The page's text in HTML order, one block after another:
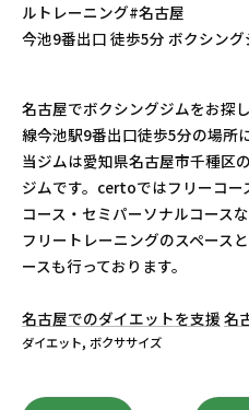
ルトレーニング#名古屋
今池9番出口 徒歩5分 ボクシン
名古屋でボクシングジムをお探
線今池駅9番出口徒歩5分の場所
当ジムは愛知県名古屋市千種区
ジムです。certoではフリーコー
コース・セミパーソナルコース
フリートレーニングのスペース
ースも行っております。
名古屋でのダイエットを支援 名
ダイエット ボクササイズ